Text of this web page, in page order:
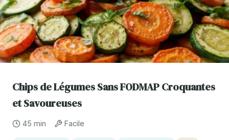
Chips de Légumes Sans FODMAP Croquantes
et Savoureuses
45 min Facile